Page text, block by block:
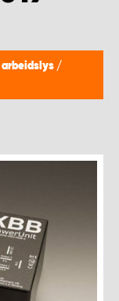
arbeidslys /